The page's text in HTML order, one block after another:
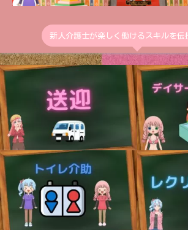
新人介護士が楽しく働けるスキルを伝